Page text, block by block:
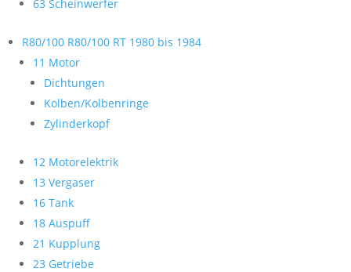
63 Scheinwerfer
R80/100 R80/100 RT 1980 bis 1984
11 Motor
Dichtungen
Kolben/Kolbenringe
Zylinderkopf
12 Motorelektrik
13 Vergaser
16 Tank
18 Auspuff
21 Kupplung
23 Getriebe